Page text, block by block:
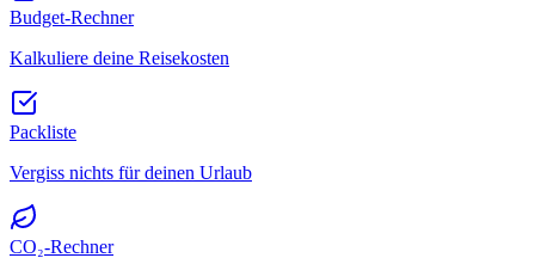
Budget-Rechner
Kalkuliere deine Reisekosten
Packliste
Vergiss nichts für deinen Urlaub
CO₂-Rechner